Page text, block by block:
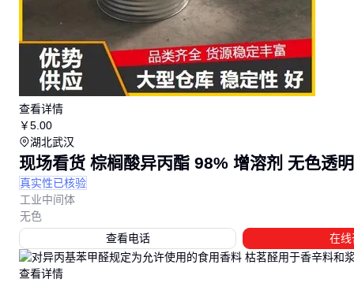
查看详情
￥5.00
湖北武汉
现场看货 棕榈酸异丙酯 98% 增溶剂 无色透
真实性已核验
工业中间体
无色
查看电话
在线
查看详情